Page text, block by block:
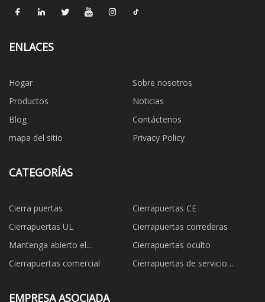
ENLACES
Hogar
Sobre nosotros
Productos
Noticias
Blog
Contáctenos
mapa del sitio
Privacy Policy
CATEGORÍAS
Cierra puertas
Cierrapuertas CE
Cierrapuertas UL
Cierrapuertas correderas
Mantenga abierto el
cierrapuertas
Cierrapuertas oculto
Cierrapuertas comercial
Cierrapuertas de servicio
EMPRESA ASOCIADA